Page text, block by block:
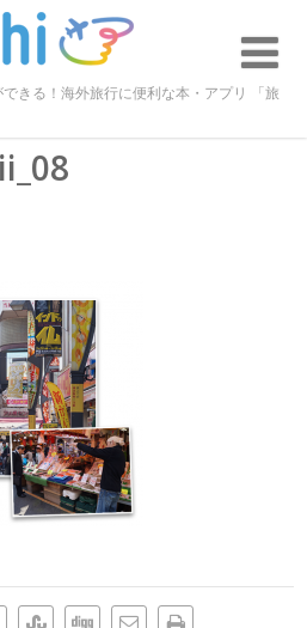
きる！海外旅行に便利な本・アプリ 「旅